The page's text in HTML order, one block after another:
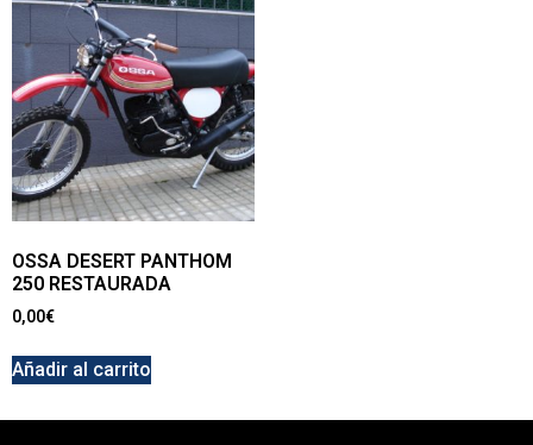
OSSA DESERT PANTHOM
250 RESTAURADA
0,00€
Añadir al carrito